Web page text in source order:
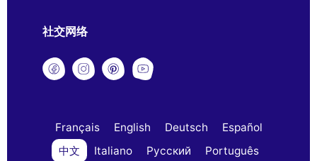
社交网络
Français English Deutsch
Español
中文
Italiano Русский
Português